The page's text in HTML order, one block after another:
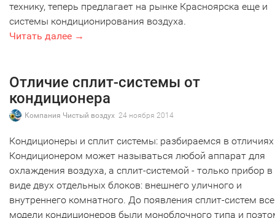
технику, теперь предлагает на рынке Красноярска еще и
системы кондиционирования воздуха.
Читать далее →
Отличие сплит-системы от
кондиционера
Компания Чистый воздух 24 ноября 2014
Кондиционеры и сплит системы: разбираемся в отличиях
Кондиционером может называться любой аппарат для
охлаждения воздуха, а сплит-системой - только прибор в
виде двух отдельных блоков: внешнего уличного и
внутреннего комнатного. До появления сплит-систем все
модели кондиционеров были моноблочного типа и